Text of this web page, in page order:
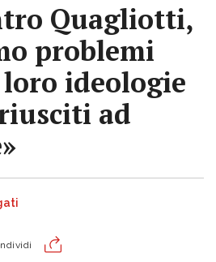
Quagliotti,
problemi
ideologie
ad